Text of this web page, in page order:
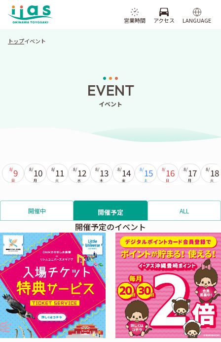
営業時間 アクセス LANGUAGE
トップイベント
EVENT
イベント
8/9
日
8/10
月
8/11
火
8/12
水
8/13
木
8/14
金
8/15
土
8/16
日
8/17
月
8/18
火
開催中 開催予定 ALL
開催予定のイベント